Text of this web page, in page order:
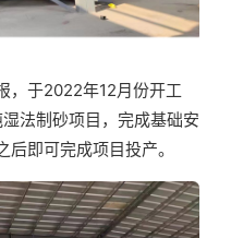
，于2022年12月份开工
法制砂项目，完成基础安
即可完成项目投产。